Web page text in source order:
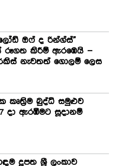
ඔෆ් ද රින්ග්ස්”
රූගත කිරීම් ඇරඹෙයි –
නැවතත් ගොලම් ලෙස
කෘත්‍රිම බුද්ධි සමුළුව
දා ඇරඹීමට සූදානම්
දූපත ශ්‍රී ලංකාව